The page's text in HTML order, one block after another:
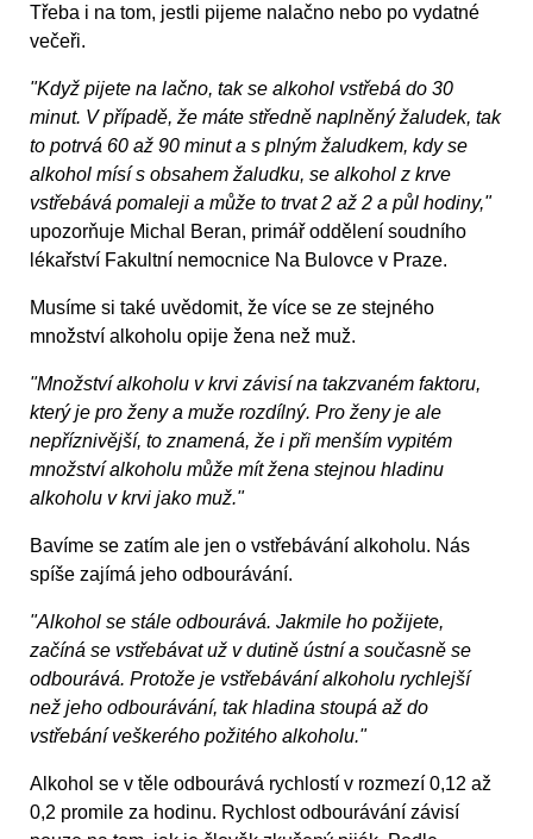
Třeba i na tom, jestli pijeme nalačno nebo po vydatné
večeři.
"Když pijete na lačno, tak se alkohol vstřebá do 30
minut. V případě, že máte středně naplněný žaludek, tak
to potrvá 60 až 90 minut a s plným žaludkem, kdy se
alkohol mísí s obsahem žaludku, se alkohol z krve
vstřebává pomaleji a může to trvat 2 až 2 a půl hodiny,"
upozorňuje Michal Beran, primář oddělení soudního
lékařství Fakultní nemocnice Na Bulovce v Praze.
Musíme si také uvědomit, že více se ze stejného
množství alkoholu opije žena než muž.
"Množství alkoholu v krvi závisí na takzvaném faktoru,
který je pro ženy a muže rozdílný. Pro ženy je ale
nepříznivější, to znamená, že i při menším vypitém
množství alkoholu může mít žena stejnou hladinu
alkoholu v krvi jako muž."
Bavíme se zatím ale jen o vstřebávání alkoholu. Nás
spíše zajímá jeho odbourávání.
"Alkohol se stále odbourává. Jakmile ho požijete,
začíná se vstřebávat už v dutině ústní a současně se
odbourává. Protože je vstřebávání alkoholu rychlejší
než jeho odbourávání, tak hladina stoupá až do
vstřebání veškerého požitého alkoholu."
Alkohol se v těle odbourává rychlostí v rozmezí 0,12 až
0,2 promile za hodinu. Rychlost odbourávání závisí